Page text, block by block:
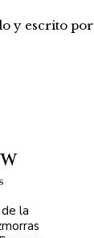
y escrito por
la